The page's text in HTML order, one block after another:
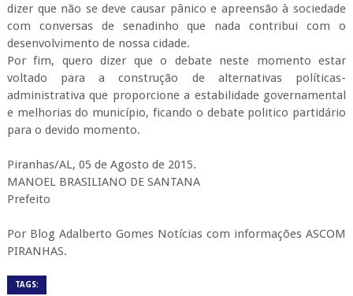
dizer que não se deve causar pânico e apreensão à sociedade
com conversas de senadinho que nada contribui com o
desenvolvimento de nossa cidade.
Por fim, quero dizer que o debate neste momento estar
voltado para a construção de alternativas políticas-
administrativa que proporcione a estabilidade governamental
e melhorias do município, ficando o debate politico partidário
para o devido momento.
Piranhas/AL, 05 de Agosto de 2015.
MANOEL BRASILIANO DE SANTANA
Prefeito
Por Blog Adalberto Gomes Notícias com informações ASCOM
PIRANHAS.
TAGS: